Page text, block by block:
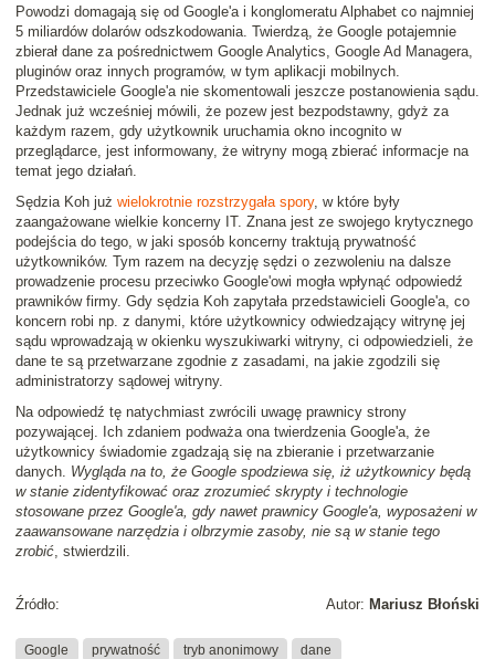
Powodzi domagają się od Google'a i konglomeratu Alphabet co najmniej
5 miliardów dolarów odszkodowania. Twierdzą, że Google potajemnie
zbierał dane za pośrednictwem Google Analytics, Google Ad Managera,
pluginów oraz innych programów, w tym aplikacji mobilnych.
Przedstawiciele Google'a nie skomentowali jeszcze postanowienia sądu.
Jednak już wcześniej mówili, że pozew jest bezpodstawny, gdyż za
każdym razem, gdy użytkownik uruchamia okno incognito w
przeglądarce, jest informowany, że witryny mogą zbierać informacje na
temat jego działań.
Sędzia Koh już wielokrotnie rozstrzygała spory, w które były
zaangażowane wielkie koncerny IT. Znana jest ze swojego krytycznego
podejścia do tego, w jaki sposób koncerny traktują prywatność
użytkowników. Tym razem na decyzję sędzi o zezwoleniu na dalsze
prowadzenie procesu przeciwko Google'owi mogła wpłynąć odpowiedź
prawników firmy. Gdy sędzia Koh zapytała przedstawicieli Google'a, co
koncern robi np. z danymi, które użytkownicy odwiedzający witrynę jej
sądu wprowadzają w okienku wyszukiwarki witryny, ci odpowiedzieli, że
dane te są przetwarzane zgodnie z zasadami, na jakie zgodzili się
administratorzy sądowej witryny.
Na odpowiedź tę natychmiast zwrócili uwagę prawnicy strony
pozywającej. Ich zdaniem podważa ona twierdzenia Google'a, że
użytkownicy świadomie zgadzają się na zbieranie i przetwarzanie
danych. Wygląda na to, że Google spodziewa się, iż użytkownicy będą
w stanie zidentyfikować oraz zrozumieć skrypty i technologie
stosowane przez Google'a, gdy nawet prawnicy Google'a, wyposażeni w
zaawansowane narzędzia i olbrzymie zasoby, nie są w stanie tego
zrobić, stwierdzili.
Autor: Mariusz Błoński
Źródło:
Google prywatność tryb anonimowy dane